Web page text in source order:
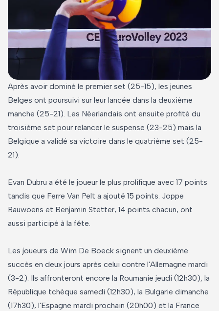
Après avoir dominé le premier set (25-15), les jeunes
Belges ont poursuivi sur leur lancée dans la deuxième
manche (25-21). Les Néerlandais ont ensuite profité du
troisième set pour relancer le suspense (23-25) mais la
Belgique a validé sa victoire dans le quatrième set (25-
21).
Evan Dubru a été le joueur le plus prolifique avec 17 points
tandis que Ferre Van Pelt a ajouté 15 points. Joppe
Rauwoens et Benjamin Stetter, 14 points chacun, ont
aussi participé à la fête.
Les joueurs de Wim De Boeck signent un deuxième
succès en deux jours après celui contre l'Allemagne mardi
(3-2). Ils affronteront encore la Roumanie jeudi (12h30), la
République tchèque samedi (12h30), la Bulgarie dimanche
(17h30), l'Espagne mardi prochain (20h00) et la France